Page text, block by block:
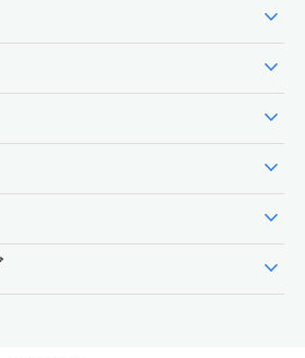
expand_more
expand_more
expand_more
expand_more
expand_more
expand_more